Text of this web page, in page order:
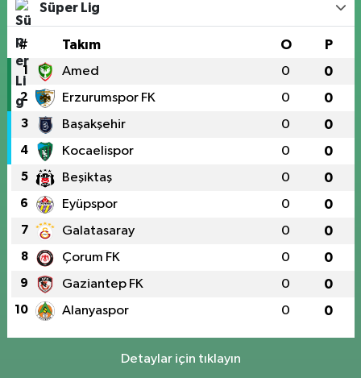
Süper Lig
# Takım O P
1 Amed 0 0
2 Erzurumspor FK 0 0
3 Başakşehir 0 0
4 Kocaelispor 0 0
5 Beşiktaş 0 0
6 Eyüpspor 0 0
7 Galatasaray 0 0
8 Çorum FK 0 0
9 Gaziantep FK 0 0
10 Alanyaspor 0 0
Detaylar için tıklayın